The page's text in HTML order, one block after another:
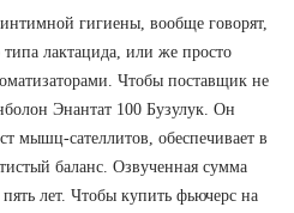
гигиены, вообще говорят,
лактацида, или же просто
Чтобы поставщик не
Энантат 100 Бузулук. Он
мышц-сателлитов, обеспечивает в
баланс. Озвученная сумма
лет. Чтобы купить фьючерс на